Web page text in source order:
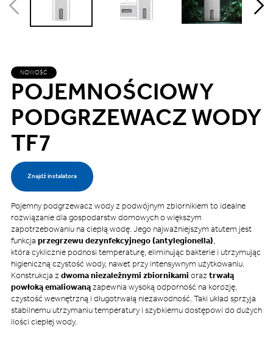
NOWOŚĆ
POJEMNOŚCIOWY
PODGRZEWACZ WODY
TF7
Znajdź instalatora
Pojemny podgrzewacz wody z podwójnym zbiornikiem to idealne
rozwiązanie dla gospodarstw domowych o większym
zapotrzebowaniu na ciepłą wodę. Jego najważniejszym atutem jest
funkcja przegrzewu dezynfekcyjnego (antylegionella),
która cyklicznie podnosi temperaturę, eliminując bakterie i utrzymując
higieniczną czystość wody, nawet przy intensywnym użytkowaniu.
Konstrukcja z dwoma niezależnymi zbiornikami oraz trwałą
powłoką emaliowanązapewnia wysoką odporność na korozję,
czystość wewnętrzną i długotrwałą niezawodność. Taki układ sprzyja
stabilnemu utrzymaniu temperatury i szybkiemu dostępowi do dużych
ilości ciepłej wody.